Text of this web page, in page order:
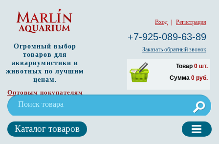
Вход Регистрация
+7-925-089-63-89
Заказать обратный звонок
Товар 0 шт.
Сумма 0 руб.
Огромный выбор
товаров для
аквариумистики и
животных по лучшим
ценам.
Оптовым покупателям
Каталог товаров